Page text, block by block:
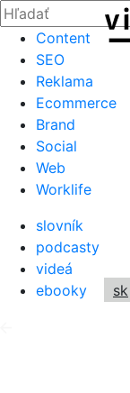
Zatvoriť
Hľadať:
Content
SEO
Reklama
Ecommerce
Brand
Social
Web
Worklife
slovník
podcasty
videá
ebooky
sk